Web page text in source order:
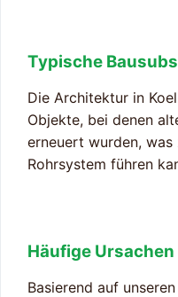
Typische
Die Architektur in
Objekte, bei denen
erneuert wurden, was
Rohrsystem führen
Häufige Ursachen
Basierend auf